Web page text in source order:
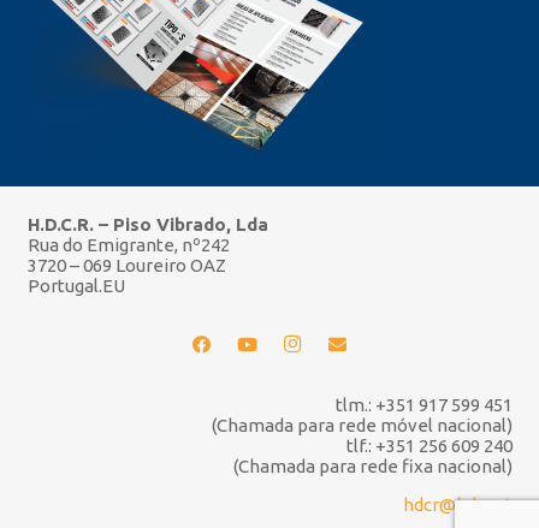
H.D.C.R. – Piso Vibrado, Lda
Rua do Emigrante, nº242
3720 – 069 Loureiro OAZ
Portugal.EU
tlm.: +351 917 599 451
(Chamada para rede móvel nacional)
tlf.: +351 256 609 240
(Chamada para rede fixa nacional)
hdcr@hdcr.pt